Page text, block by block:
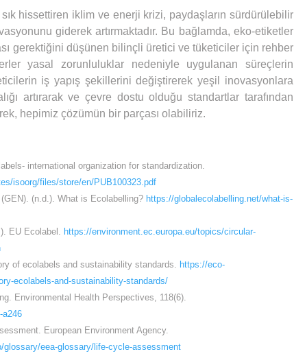
hissettiren iklim ve enerji krizi, paydaşların sürdürülebilir
giderek artırmaktadır. Bu bağlamda, eko-etiketler
gerektiğini düşünen bilinçli üretici ve tüketiciler için rehber
yasal zorunluluklar nedeniyle uygulanan süreçlerin
iş yapış şekillerini değiştirerek yeşil inovasyonlara
artırarak ve çevre dostu olduğu standartlar tarafından
hepimiz çözümün bir parçası olabiliriz.
international organization for standardization.
isoorg/files/store/en/PUB100323.pdf
(n.d.). What is Ecolabelling? https://globalecolabelling.net/what-is-
EU Ecolabel. https://environment.ec.europa.eu/topics/circular-
of ecolabels and sustainability standards. https://eco-
ecolabels-and-sustainability-standards/
Environmental Health Perspectives, 118(6).
a246
European Environment Agency.
glossary/eea-glossary/life-cycle-assessment